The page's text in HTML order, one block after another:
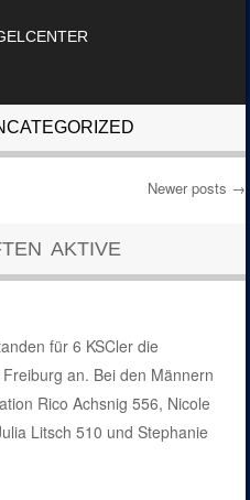
Newer posts →
AKTIVE
für 6 KSCler die
an. Bei den Männern
Rico Achsnig 556, Nicole
Litsch 510 und Stephanie